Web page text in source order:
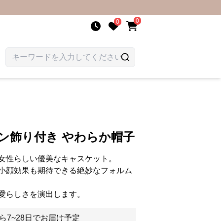
0 0
飾り付き やわらか帽子
らしい優美なキャスケット。
顔効果も期待できる絶妙なフォルム
らしさを演出します。
7~28日でお届け予定